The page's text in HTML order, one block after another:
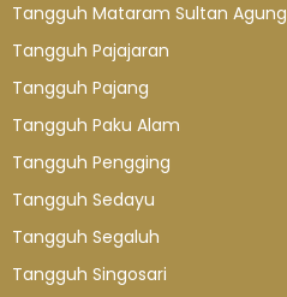
Tangguh Mataram Sultan Agung
Tangguh Pajajaran
Tangguh Pajang
Tangguh Paku Alam
Tangguh Pengging
Tangguh Sedayu
Tangguh Segaluh
Tangguh Singosari